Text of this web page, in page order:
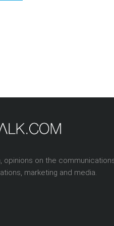
opinions on the
marketing and media.